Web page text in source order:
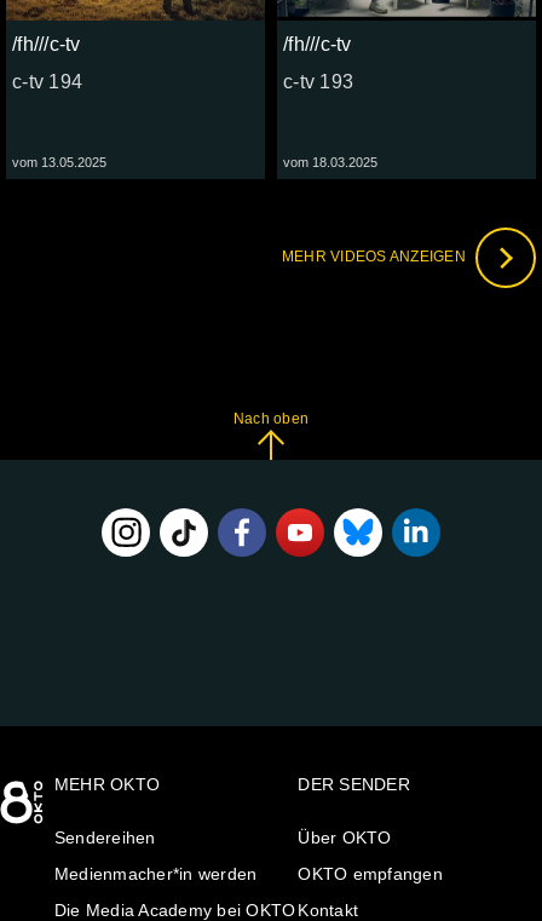
/fh///c-tv
c-tv 194
vom 13.05.2025
/fh///c-tv
c-tv 193
vom 18.03.2025
MEHR VIDEOS ANZEIGEN
Nach oben
MEHR OKTO
Sendereihen
Medienmacher*in werden
Die Media Academy bei OKTO
DER SENDER
Über OKTO
OKTO empfangen
Kontakt